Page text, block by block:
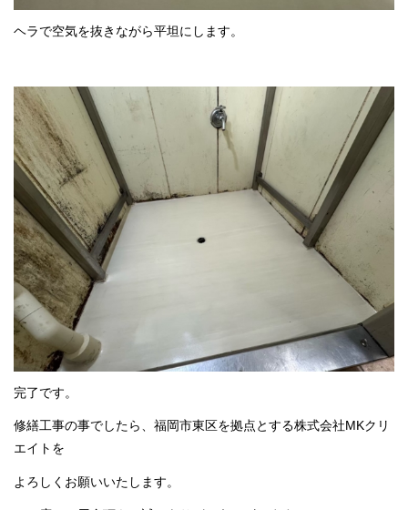
ヘラで空気を抜きながら平坦にします。
完了です。
修繕工事の事でしたら、福岡市東区を拠点とする株式会社MKクリ
エイトを
よろしくお願いいたします。